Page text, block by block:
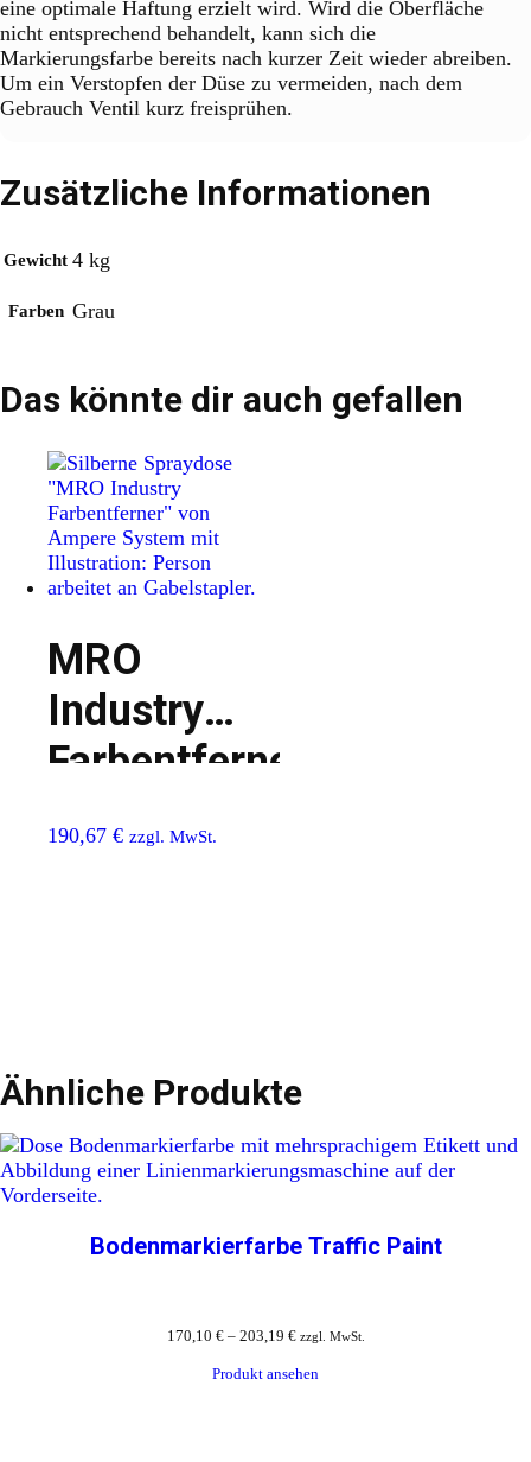
eine optimale Haftung erzielt wird. Wird die Oberfläche
nicht entsprechend behandelt, kann sich die
Markierungsfarbe bereits nach kurzer Zeit wieder abreiben.
Um ein Verstopfen der Düse zu vermeiden, nach dem
Gebrauch Ventil kurz freisprühen.
Zusätzliche Informationen
Gewicht 4 kg
Farben Grau
Das könnte dir auch gefallen
MRO
Industry
Farbentferner
190,67 € zzgl. MwSt.
Ähnliche Produkte
Bodenmarkierfarbe Traffic Paint
170,10 €– 203,19 € zzgl. MwSt.
Produkt ansehen